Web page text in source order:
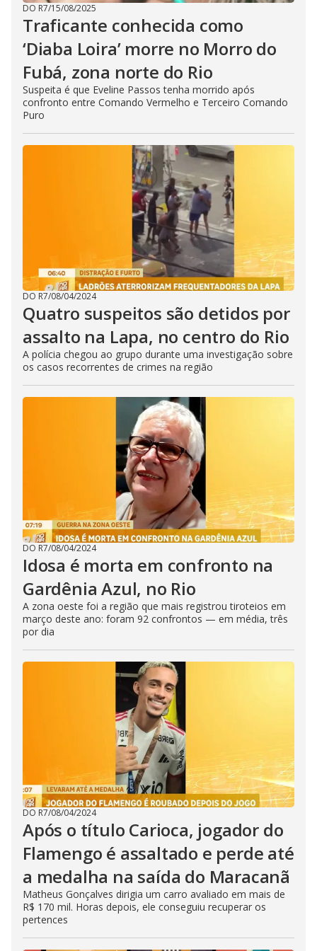
DO R7/15/08/2025
Traficante conhecida como
‘Diaba Loira’ morre no Morro do
Fubá, zona norte do Rio
Suspeita é que Eveline Passos tenha morrido após
confronto entre Comando Vermelho e Terceiro Comando
Puro
DO R7/08/04/2024
Quatro suspeitos são detidos por
assalto na Lapa, no centro do Rio
A polícia chegou ao grupo durante uma investigação sobre
os casos recorrentes de crimes na região
DO R7/08/04/2024
Idosa é morta em confronto na
Gardênia Azul, no Rio
A zona oeste foi a região que mais registrou tiroteios em
março deste ano: foram 92 confrontos — em média, três
por dia
DO R7/08/04/2024
Após o título Carioca, jogador do
Flamengo é assaltado e perde até
a medalha na saída do Maracanã
Matheus Gonçalves dirigia um carro avaliado em mais de
R$ 170 mil. Horas depois, ele conseguiu recuperar os
pertences